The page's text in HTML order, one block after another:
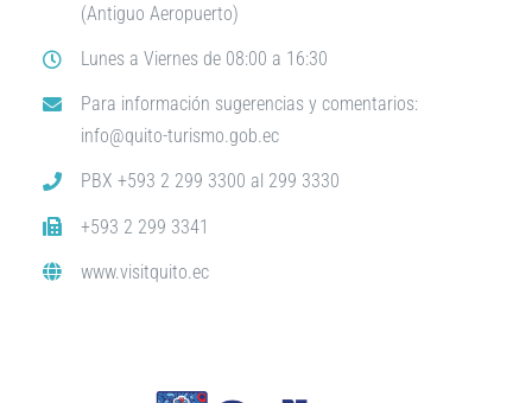
(Antiguo Aeropuerto)
Lunes a Viernes de 08:00 a 16:30
Para información sugerencias y comentarios:
info@quito-turismo.gob.ec
PBX +593 2 299 3300 al 299 3330
+593 2 299 3341
www.visitquito.ec